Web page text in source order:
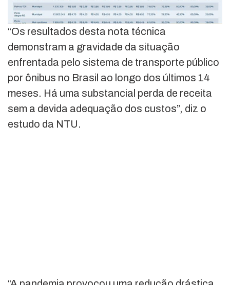
“Os resultados desta nota técnica
demonstram a gravidade da situação
enfrentada pelo sistema de transporte público
por ônibus no Brasil ao longo dos últimos 14
meses. Há uma substancial perda de receita
sem a devida adequação dos custos”, diz o
estudo da NTU.